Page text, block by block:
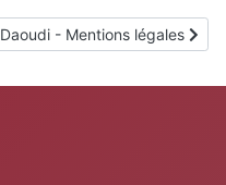
Article suivant : Daoudi -
Daoudi - Mentions légales